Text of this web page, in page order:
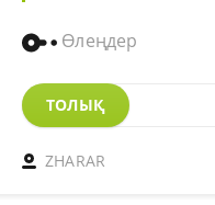
Өлеңдер
ТОЛЫҚ
ZHARAR